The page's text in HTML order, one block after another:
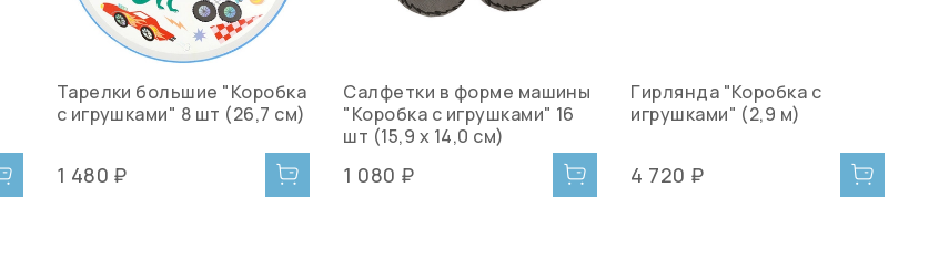
Тарелки большие "Коробка
с игрушками" 8 шт (26,7 см)
1 480 ₽
Салфетки в форме машины
"Коробка с игрушками" 16
шт (15,9 x 14,0 см)
1 080 ₽
Гирлянда "Коробка с
игрушками" (2,9 м)
4 720 ₽